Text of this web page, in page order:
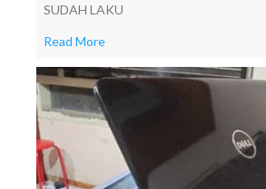
SUDAH LAKU
Read More